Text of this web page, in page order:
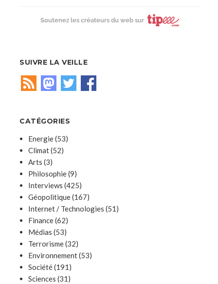
Soutenez les créateurs du web sur
SUIVRE LA VEILLE
CATÉGORIES
Energie(53)
Climat(52)
Arts (3)
Philosophie(9)
Interviews (425)
Géopolitique(167)
Internet / Technologies (51)
Finance(62)
Médias (53)
Terrorisme(32)
Environnement(53)
Société(191)
Sciences (31)